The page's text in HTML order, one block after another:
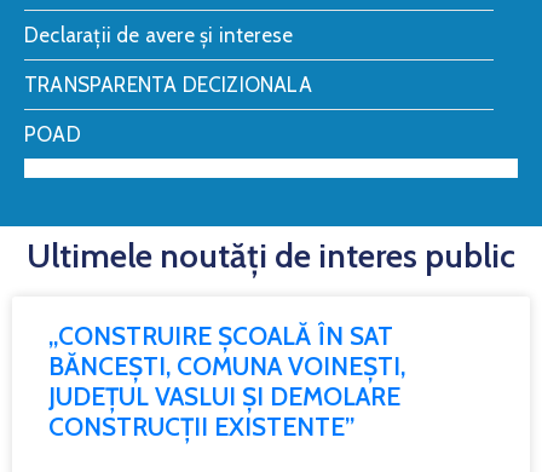
Declarații de avere și interese
TRANSPARENTA DECIZIONALA
POAD
Ultimele noutăți de interes public
„CONSTRUIRE ȘCOALĂ ÎN SAT
BĂNCEȘTI, COMUNA VOINEȘTI,
JUDEȚUL VASLUI ȘI DEMOLARE
CONSTRUCȚII EXISTENTE”